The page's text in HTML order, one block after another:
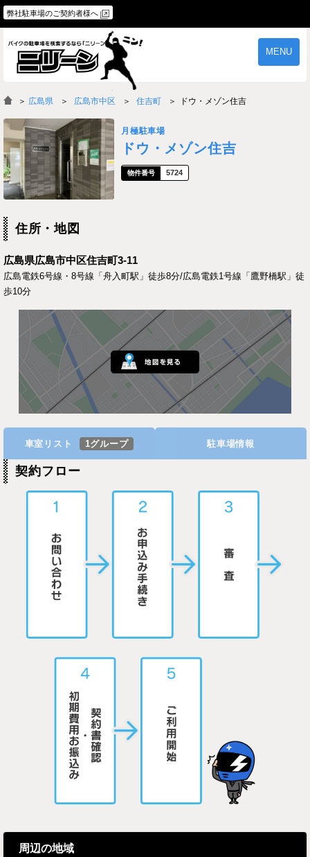
弊社駐車場のご契約者様へ
MENU
物件一覧 ご契約の流れ
よくあるご質問
＞ 広島県 広島市中区 住吉町 ドウ・メゾン住吉
月極駐車場
ドウ・メゾン住吉
5724
住所・地図
広島県広島市中区住吉町3-11
広島電鉄6号線・8号線「舟入町駅」徒歩8分/広島電鉄1号線「鷹野橋駅」徒
歩10分
車室リスト 1グループ 駐車場情報
契約フロー
周辺の地域